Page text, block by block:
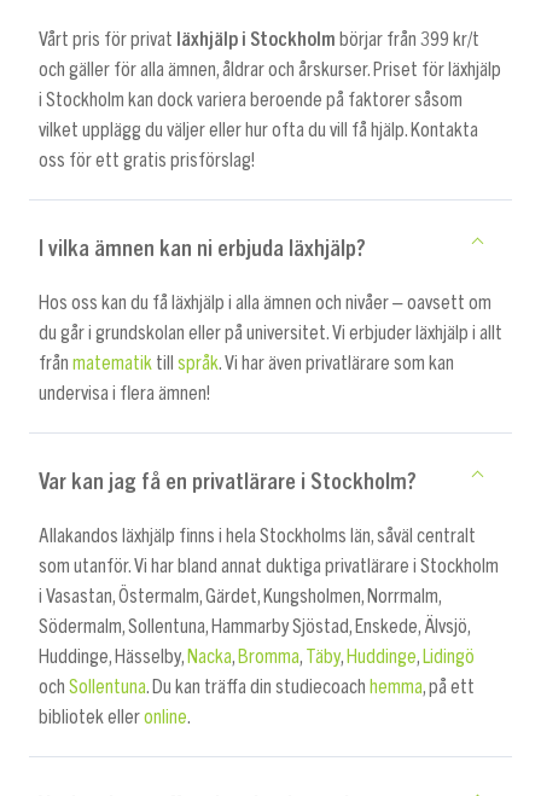
Vårt pris för privat läxhjälp i Stockholm börjar från 399 kr/t
och gäller för alla ämnen, åldrar och årskurser. Priset för läxhjälp
i Stockholm kan dock variera beroende på faktorer såsom
vilket upplägg du väljer eller hur ofta du vill få hjälp. Kontakta
oss för ett gratis prisförslag!
I vilka ämnen kan ni erbjuda läxhjälp?
Hos oss kan du få läxhjälp i alla ämnen och nivåer – oavsett om
du går i grundskolan eller på universitet. Vi erbjuder läxhjälp i allt
från matematik till språk. Vi har även privatlärare som kan
undervisa i flera ämnen!
Var kan jag få en privatlärare i Stockholm?
Allakandos läxhjälp finns i hela Stockholms län, såväl centralt
som utanför. Vi har bland annat duktiga privatlärare i Stockholm
i Vasastan, Östermalm, Gärdet, Kungsholmen, Norrmalm,
Södermalm, Sollentuna, Hammarby Sjöstad, Enskede, Älvsjö,
Huddinge, Hässelby, Nacka, Bromma, Täby, Huddinge, Lidingö
och Sollentuna. Du kan träffa din studiecoach hemma, på ett
bibliotek elleronline.